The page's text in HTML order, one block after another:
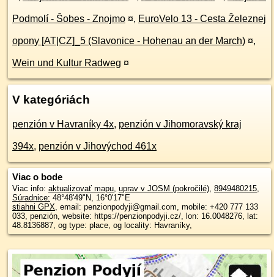
Podmolí - Šobes - Znojmo ¤, EuroVelo 13 - Cesta Železnej
opony [AT|CZ]_5 (Slavonice - Hohenau an der March) ¤,
Wein und Kultur Radweg ¤
V kategóriách
penzión v Havraníky 4x, penzión v Jihomoravský kraj
394x, penzión v Jihovýchod 461x
Viac o bode
Viac info: aktualizovať mapu, uprav v JOSM (pokročilé), 8949480215,
Súradnice: 48°48'49"N, 16°0'17"E
stiahni GPX, email: penzionpodyji@gmail.com, mobile: +420 777 133
033, penzión, website: https://penzionpodyji.cz/, lon: 16.0048276, lat:
48.8136887, og type: place, og locality: Havraníky,